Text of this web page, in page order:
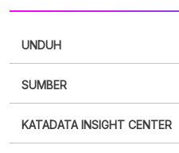
UNDUH
XLS
SUMBER
punya akun?Silakan
KATADATA INSIGHT CENTER